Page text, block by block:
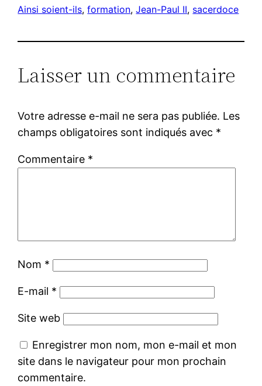
Ainsi soient-ils, formation, Jean-Paul II, sacerdoce
Laisser un commentaire
Votre adresse e-mail ne sera pas publiée. Les
champs obligatoires sont indiqués avec *
Commentaire *
Nom *
E-mail *
Site web
Enregistrer mon nom, mon e-mail et mon
site dans le navigateur pour mon prochain
commentaire.